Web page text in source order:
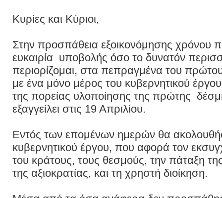
Κυρίες και Kύριοι,
Στην προσπάθεια εξοικονόμησης χρόνου
ευκαιρία υποβολής όσο το δυνατόν
περιορίζομαι, στα πεπραγμένα του
με ένα μόνο μέρος του κυβερνητικού
της πορείας υλοποίησης της πρώτης
εξαγγείλει στις 19 Απριλίου.
Εντός των επομένων ημερών θα
κυβερνητικού έργου, που αφορά τον
του κράτους, τους θεσμούς, την πάταξη
της αξιοκρατίας, και τη χρηστή διοίκηση.